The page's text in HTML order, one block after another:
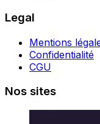
Legal
Mentions
Confidentialité
CGU
Nos sites